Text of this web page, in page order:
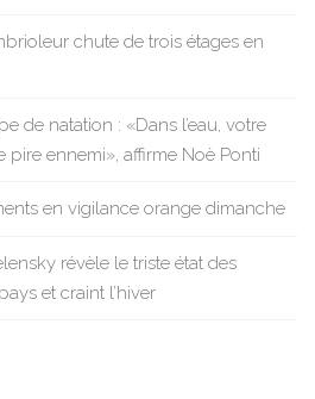
chute de trois étages en
de natation : «Dans l’eau, votre
pire ennemi», affirme Noè Ponti
en vigilance orange dimanche
révèle le triste état des
et craint l’hiver